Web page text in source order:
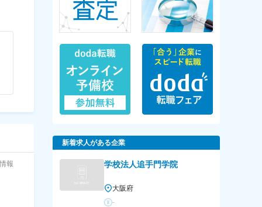
報
新着求人がある企業
学校法人追手門学院
大阪府
-